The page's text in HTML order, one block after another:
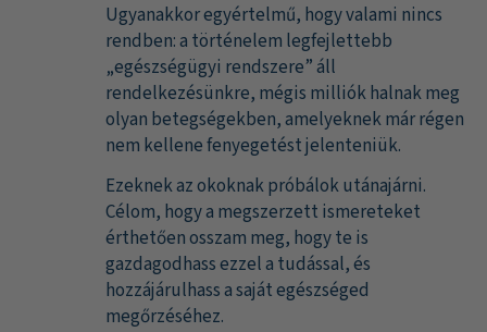
Ugyanakkor egyértelmű, hogy valami nincs
rendben: a történelem legfejlettebb
„egészségügyi rendszere” áll
rendelkezésünkre, mégis milliók halnak meg
olyan betegségekben, amelyeknek már régen
nem kellene fenyegetést jelenteniük.
Ezeknek az okoknak próbálok utánajárni.
Célom, hogy a megszerzett ismereteket
érthetően osszam meg, hogy te is
gazdagodhass ezzel a tudással, és
hozzájárulhass a saját egészséged
megőrzéséhez.